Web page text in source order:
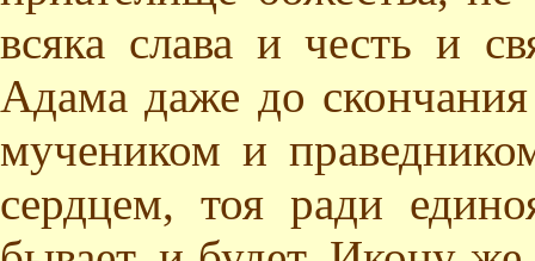
всяка слава и честь и
Адама даже до
мучеником и
сердцем, тоя ради